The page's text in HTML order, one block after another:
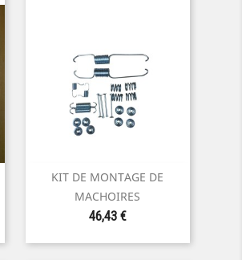
KIT DE MONTAGE DE
MACHOIRES
Prix
46,43 €
 Aperçu rapide